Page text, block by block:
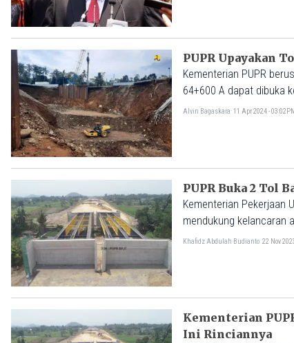
PUPR Upayakan
Kementerian PUPR
64+600 A dapat dibuka
Alvin Bagaskara 11 Apr 2024 - 03:02PM
PUPR Buka 2 Tol
Kementerian Pekerjaan
mendukung kelancaran
Khafidz Abdulah Budianto 22 Nov
Kementerian
Ini Rinciannya